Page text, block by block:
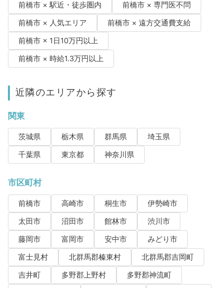
前橋市 × 駅近・徒歩圏内
前橋市 × 専門医不問
前橋市 × 人気エリア
前橋市 × 遠方交通費支給
前橋市 × 1日10万円以上
前橋市 × 時給1.3万円以上
近隣のエリアから探す
関東
茨城県 栃木県 群馬県
埼玉県
千葉県
東京都 神奈川県
市区町村
前橋市 高崎市 桐生市
伊勢崎市
太田市
沼田市 館林市
渋川市
藤岡市
富岡市 安中市
みどり市
富士見村
北群馬郡榛東村
北群馬郡吉岡町
吉井町
多野郡上野村
多野郡神流町